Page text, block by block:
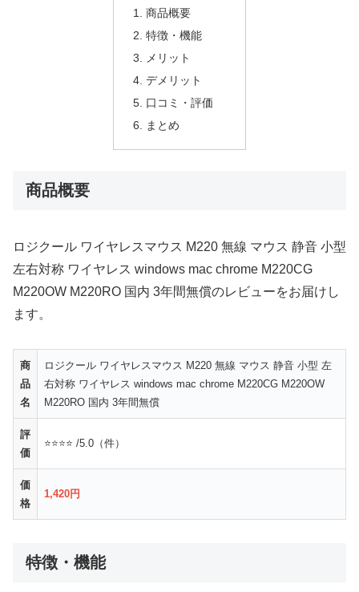
商品概要
特徴・機能
メリット
デメリット
口コミ・評価
まとめ
商品概要
ロジクール ワイヤレスマウス M220 無線 マウス 静音 小型
左右対称 ワイヤレス windows mac chrome M220CG
M220OW M220RO 国内 3年間無償のレビューをお届けし
ます。
商
品
名
ロジクール ワイヤレスマウス M220 無線 マウス 静音 小型 左
右対称 ワイヤレス windows mac chrome M220CG M220OW
M220RO 国内 3年間無償
評
価
⭐⭐⭐⭐ /5.0（件）
価
格
1,420円
特徴・機能